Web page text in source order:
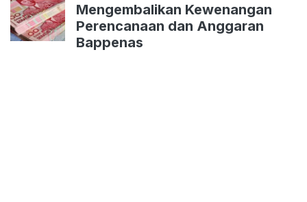
Mengembalikan Kewenangan
Perencanaan dan Anggaran
Bappenas